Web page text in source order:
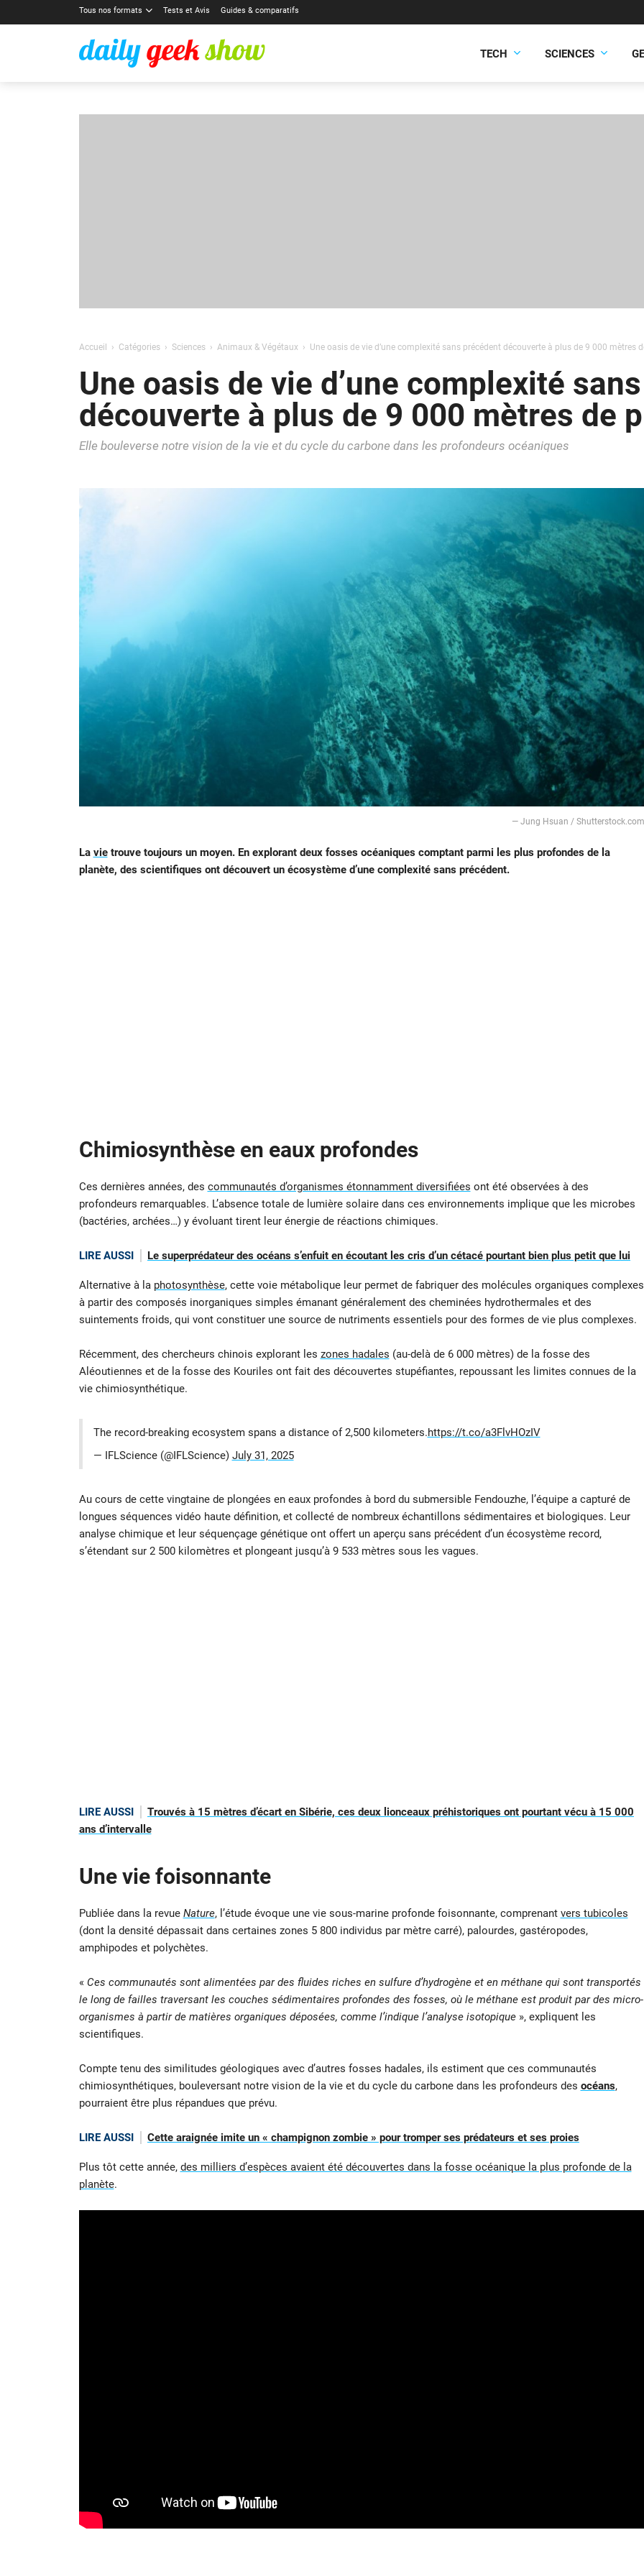
Tous nos formats Tests et Avis Guides & comparatifs
TECH SCIENCES
Accueil Catégories Sciences Animaux & Végétaux Une oasis de vie d’une complexité sans précédent découverte à plus de 9 000 mètres
Une oasis de vie d’une complexité
découverte à plus de 9 000 mètres de
Elle bouleverse notre vision de la vie et du cycle du carbone dans les profondeurs océaniques
— Jung Hsuan / Shutterstock.com
La vietrouve toujours un moyen. En explorant deux fosses océaniques comptant parmi les plus profondes de la
planète, des scientifiques ont découvert un écosystème d’une complexité sans précédent.
Chimiosynthèse en eaux profondes
Ces dernières années, des communautés d’organismes étonnamment diversifiées ont été observées à des
profondeurs remarquables. L’absence totale de lumière solaire dans ces environnements implique que les microbes
(bactéries, archées…) y évoluant tirent leur énergie de réactions chimiques.
LIRE AUSSI Le superprédateur des océans s’enfuit en écoutant les cris d’un cétacé pourtant bien plus petit que lui
Alternative à la photosynthèse, cette voie métabolique leur permet de fabriquer des molécules organiques complexes
à partir des composés inorganiques simples émanant généralement des cheminées hydrothermales et des
suintements froids, qui vont constituer une source de nutriments essentiels pour des formes de vie plus complexes.
Récemment, des chercheurs chinois explorant les zones hadales (au-delà de 6 000 mètres) de la fosse des
Aléoutiennes et de la fosse des Kouriles ont fait des découvertes stupéfiantes, repoussant les limites connues de la
vie chimiosynthétique.
The record-breaking ecosystem spans a distance of 2,500 kilometers.https://t.co/a3FlvHOzIV
— IFLScience (@IFLScience) July 31, 2025
Au cours de cette vingtaine de plongées en eaux profondes à bord du submersible Fendouzhe, l’équipe a capturé de
longues séquences vidéo haute définition, et collecté de nombreux échantillons sédimentaires et biologiques. Leur
analyse chimique et leur séquençage génétique ont offert un aperçu sans précédent d’un écosystème record,
s’étendant sur 2 500 kilomètres et plongeant jusqu’à 9 533 mètres sous les vagues.
LIRE AUSSI
Trouvés à 15 mètres d’écart en Sibérie, ces deux lionceaux préhistoriques ont pourtant vécu à 15 000
ans d’intervalle
Une vie foisonnante
Publiée dans la revue Nature, l’étude évoque une vie sous-marine profonde foisonnante, comprenant vers tubicoles
(dont la densité dépassait dans certaines zones 5 800 individus par mètre carré), palourdes, gastéropodes,
amphipodes et polychètes.
« Ces communautés sont alimentées par des fluides riches en sulfure d’hydrogène et en méthane qui sont transportés
le long de failles traversant les couches sédimentaires profondes des fosses, où le méthane est produit par des micro-
organismes à partir de matières organiques déposées, comme l’indique l’analyse isotopique», expliquent les
scientifiques.
Compte tenu des similitudes géologiques avec d’autres fosses hadales, ils estiment que ces communautés
chimiosynthétiques, bouleversant notre vision de la vie et du cycle du carbone dans les profondeurs des océans,
pourraient être plus répandues que prévu.
LIRE AUSSI Cette araignée imite un « champignon zombie » pour tromper ses prédateurs et ses proies
Plus tôt cette année, des milliers d’espèces avaient été découvertes dans la fosse océanique la plus profonde de la
planète.